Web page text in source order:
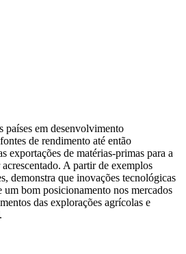
países em desenvolvimento
de rendimento até então
exportações de matérias-primas para a
A partir de exemplos
demonstra que inovações tecnológicas
um bom posicionamento nos mercados
das explorações agrícolas e